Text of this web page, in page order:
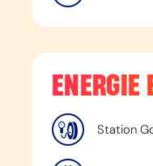
Station